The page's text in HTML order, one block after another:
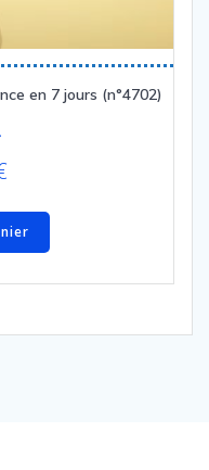
en 7 jours (n°4702)